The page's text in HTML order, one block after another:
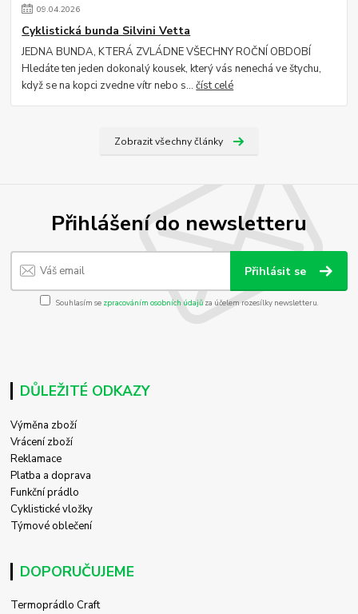
09.04.2026
Cyklistická bunda Silvini Vetta
JEDNA BUNDA, KTERÁ ZVLÁDNE VŠECHNY ROČNÍ OBDOBÍ
Hledáte ten jeden dokonalý kousek, který vás nenechá ve štychu,
když se na kopci zvedne vítr nebo s...číst celé
Zobrazit všechny články
Přihlášení do newsletteru
Přihlásit se
Souhlasím se zpracováním osobních údajůza účelem rozesílky newsletteru.
DŮLEŽITÉ ODKAZY
Výměna zboží
Vrácení zboží
Reklamace
Platba a doprava
Funkční prádlo
Cyklistické vložky
Týmové oblečení
DOPORUČUJEME
Termoprádlo Craft